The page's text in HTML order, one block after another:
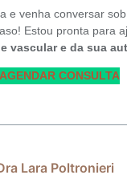
e venha conversar
Estou pronta para
vascular e da sua
AGENDAR CONSULTA
Lara Poltronieri